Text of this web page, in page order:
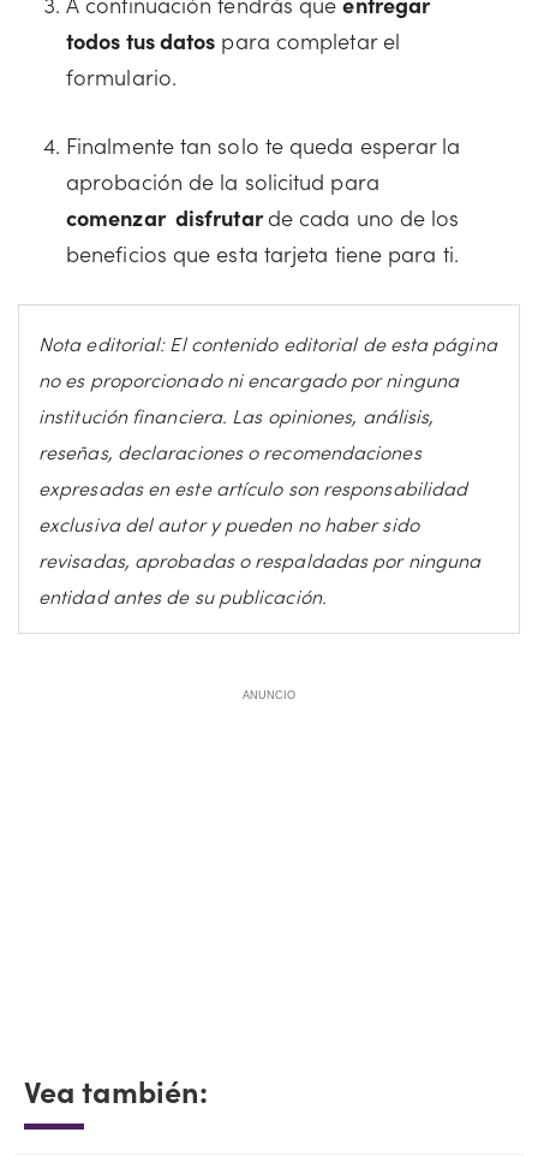
todos tus datos para completar el
formulario.
Finalmente tan solo te queda esperar la
aprobación de la solicitud para
comenzar disfrutarde cada uno de los
beneficios que esta tarjeta tiene para ti.
Nota editorial: El contenido editorial de esta página
no es proporcionado ni encargado por ninguna
institución financiera. Las opiniones, análisis,
reseñas, declaraciones o recomendaciones
expresadas en este artículo son responsabilidad
exclusiva del autor y pueden no haber sido
revisadas, aprobadas o respaldadas por ninguna
entidad antes de su publicación.
ANUNCIO
Vea también: